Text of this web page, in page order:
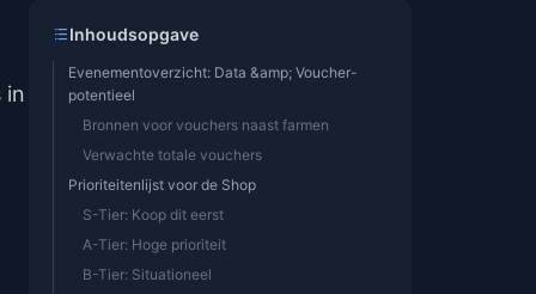
in
Inhoudsopgave
Evenementoverzicht: Data &amp; Voucher-
potentieel
Bronnen voor vouchers naast farmen
Verwachte totale vouchers
Prioriteitenlijst voor de Shop
S-Tier: Koop dit eerst
A-Tier: Hoge prioriteit
B-Tier: Situationeel